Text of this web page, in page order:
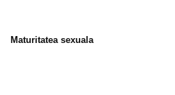
Maturitatea sexuala